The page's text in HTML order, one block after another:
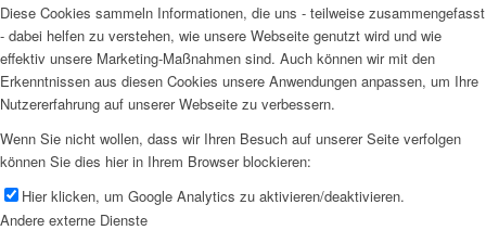
Diese Cookies sammeln Informationen, die uns - teilweise zusammengefasst
- dabei helfen zu verstehen, wie unsere Webseite genutzt wird und wie
effektiv unsere Marketing-Maßnahmen sind. Auch können wir mit den
Erkenntnissen aus diesen Cookies unsere Anwendungen anpassen, um Ihre
Nutzererfahrung auf unserer Webseite zu verbessern.
Wenn Sie nicht wollen, dass wir Ihren Besuch auf unserer Seite verfolgen
können Sie dies hier in Ihrem Browser blockieren:
Hier klicken, um Google Analytics zu aktivieren/deaktivieren.
Andere externe Dienste